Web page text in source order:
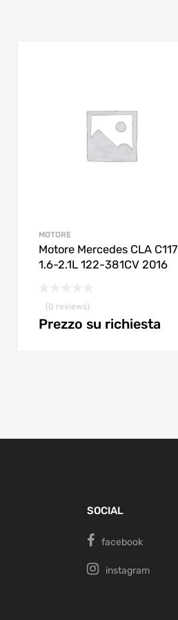
MOTORE
Motore Mercedes CLA C117
1.6-2.1L 122-381CV 2016
(0 reviews)
Prezzo su richiesta
SOCIAL
facebook
instagram